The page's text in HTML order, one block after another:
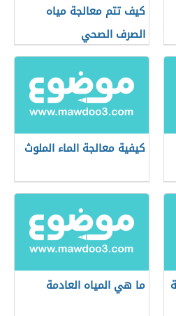
كيف تتم معالجة مياه
الصرف الصحي
كيفية معالجة الماء الملوث
ما هي المياه العادمة